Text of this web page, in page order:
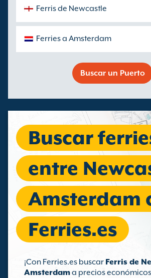
Ferris de Newcastle
Ferries a Amsterdam
Buscar un Puerto
Buscar
entre
Amsterdam
Ferries.es
¡Con Ferries.es buscar Ferris de
Amsterdama precios